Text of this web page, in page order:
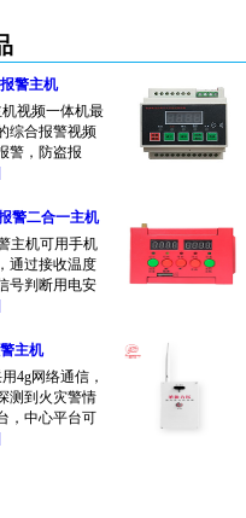
警主机
视频一体机最
综合报警视频
警，防盗报
警二合一主机
主机可用手机
通过接收温度
号判断用电安
主机
4g网络通信，
测到火灾警情
，中心平台可